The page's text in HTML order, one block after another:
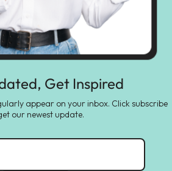
Get Inspired
appear on your inbox. Click subscribe
our newest update.